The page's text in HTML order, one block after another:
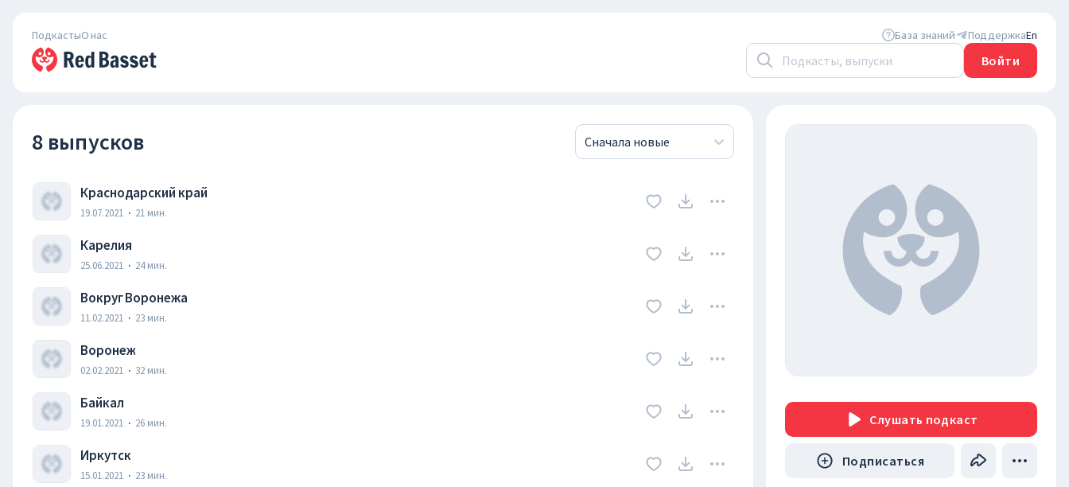
ПодкастыО нас База знаний ПоддержкаEn
Войти
8 выпусков Сначала новые
Краснодарский край
19.07.2021 · 21 мин.
Карелия
25.06.2021 · 24 мин.
Вокруг Воронежа
11.02.2021 · 23 мин.
Воронеж
02.02.2021 · 32 мин.
Байкал
19.01.2021 · 26 мин.
Иркутск
15.01.2021 · 23 мин.
Слушать подкаст
Подписаться